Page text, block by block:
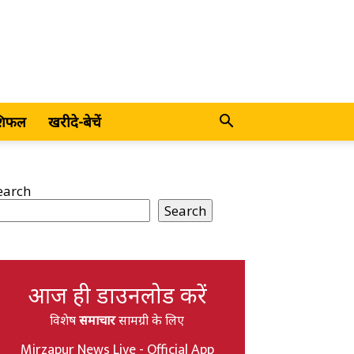
खरीदे-बेचें
Search
आज ही डाउनलोड करें
विशेषसमाचारसामग्री के लिए